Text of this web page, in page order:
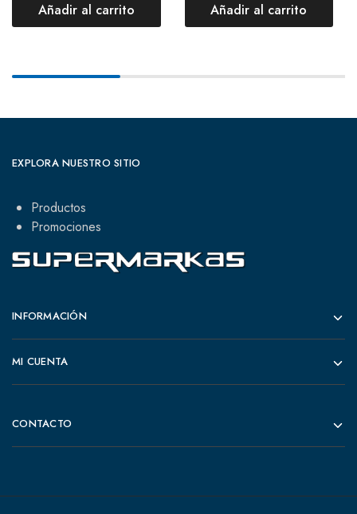
Añadir al carrito Añadir al carrito
EXPLORA NUESTRO SITIO
Productos
Promociones
INFORMACIÓN
MI CUENTA
CONTACTO